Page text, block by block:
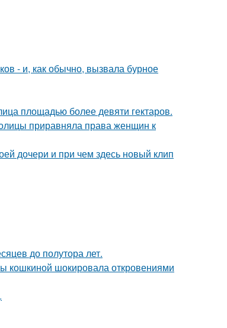
- и, как обычно, вызвала бурное
площадью более девяти гектаров.
приравняла права женщин к
дочери и при чем здесь новый клип
до полутора лет.
кошкиной шокировала откровениями